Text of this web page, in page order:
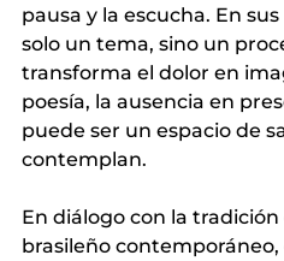
pausa y la escucha. En
solo un tema, sino un
transforma el dolor en
poesía, la ausencia en
puede ser un espacio de
contemplan.
En diálogo con la
brasileño